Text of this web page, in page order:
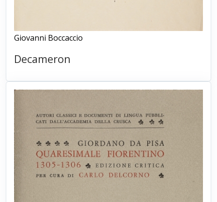
Giovanni Boccaccio
Decameron